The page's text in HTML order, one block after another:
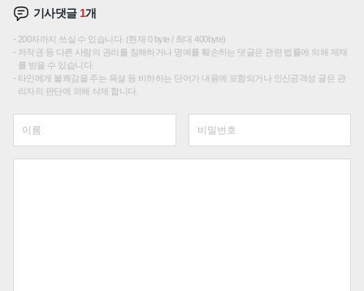
기사댓글1개
200자까지 쓰실 수 있습니다. (현재 0 byte / 최대 400byte)
저작권 등 다른 사람의 권리를 침해하거나 명예를 훼손하는 댓글은 관련 법률에 의해 제재
를 받을 수 있습니다.
타인에게 불쾌감을 주는 욕설 등 비하하는 단어가 내용에 포함되거나 인신공격성 글은 관
리자의 판단에 의해 삭제 합니다.